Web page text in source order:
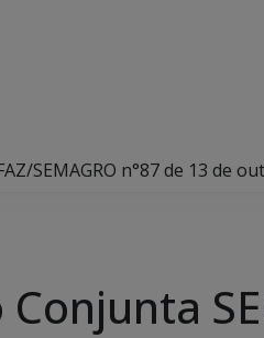
SEMAGRO n°87 de 13 de